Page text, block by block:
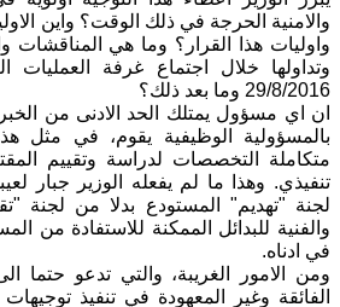
والامنية الحرجة في ذلك الوقت؟ واين
واوليات هذا القرار؟ وما هي المناقشات
وتداولها خلال اجتماع غرفة العمليات
29/8/2016 وما بعد ذلك؟
ان اي مسؤول يمتلك الحد الادنى من
بالمسؤولية الوظيفية يقوم، في مثل
متكاملة التخصصات لدراسة وتقييم
تنفيذي. وهذا ما لم يفعله الوزير جبار
لجنة "تهديم" المستودع بدلا من لجنة
والفنية للبدائل الممكنة للاستفادة من
في ادناه.
ومن الامور الغريبة، والتي تدعو حتما
الفائقة وغير المعهودة في تنفيذ